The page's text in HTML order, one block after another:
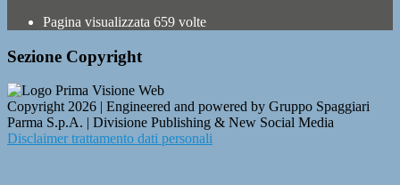
Pagina visualizzata 659 volte
Sezione Copyright
Copyright 2026 | Engineered and powered by Gruppo Spaggiari
Parma S.p.A. | Divisione Publishing & New Social Media
Disclaimer trattamento dati personali